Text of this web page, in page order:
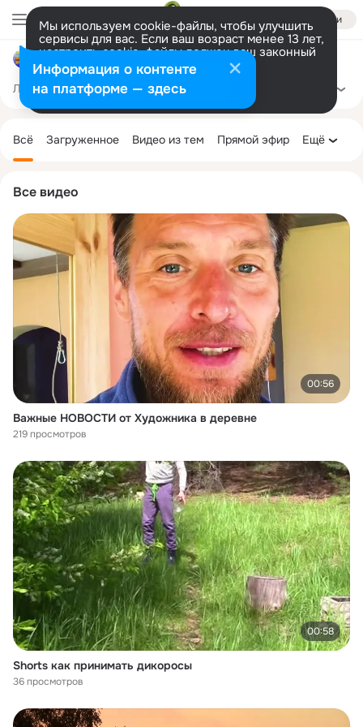
Войти
Мы используем cookie-файлы, чтобы улучшить
сервисы для вас. Если ваш возраст менее 13 лет,
настроить cookie-файлы должен ваш законный
представитель. Больше информации
Разрешить все Настроить
Художник в ДЕРЕВНЕ на солнечном участке.
Лента Участники 111 Темы 781
Все видео
00:56
Важные НОВОСТИ от Художника в деревне
219 просмотров
00:58
Shorts как принимать дикоросы
36 просмотров
колонка
Всё Загруженное Видео из тем Прямой эфир Ещё
Информация о контенте
на платформе — здесь